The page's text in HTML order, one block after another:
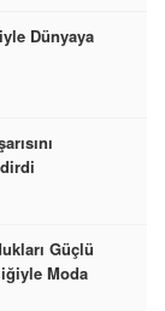
Dünyaya
Güçlü
Moda